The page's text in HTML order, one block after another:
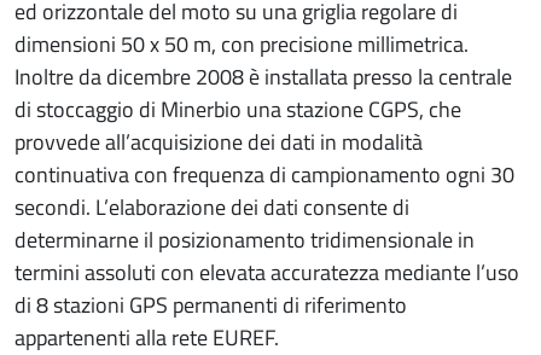
ed orizzontale del moto su una griglia regolare di
dimensioni 50 x 50 m, con precisione millimetrica.
Inoltre da dicembre 2008 è installata presso la centrale
di stoccaggio di Minerbio una stazione CGPS, che
provvede all’acquisizione dei dati in modalità
continuativa con frequenza di campionamento ogni 30
secondi. L’elaborazione dei dati consente di
determinarne il posizionamento tridimensionale in
termini assoluti con elevata accuratezza mediante l’uso
di 8 stazioni GPS permanenti di riferimento
appartenenti alla rete EUREF.